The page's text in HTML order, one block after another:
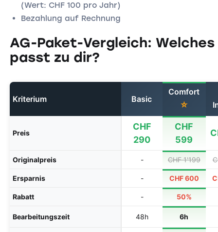
(Wert: CHF 100 pro Jahr)
Bezahlung auf Rechnung
AG-Paket-Vergleich: Welches
passt zu dir?
Kriterium Basic
Comfort
⭐
Preis
CHF
290
CHF
599
Originalpreis - CHF 1'199
Ersparnis - CHF 600
Rabatt - 50%
Bearbeitungszeit 48h 6h